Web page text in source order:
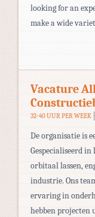
looking for an
make a wide
Vacature
32-40 UUR PER WEEK
De organisatie is
Gespecialiseerd
orbitaal lassen,
industrie. Ons
ervaring in
hebben projecten